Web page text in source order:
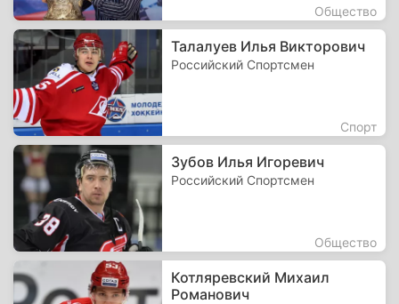
Общество
Талалуев Илья Викторович
Российский Спортсмен
Спорт
Зубов Илья Игоревич
Российский Спортсмен
Общество
Котляревский Михаил
Романович